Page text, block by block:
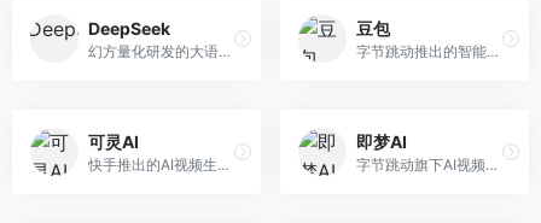
DeepSeek
幻方量化研发的大语言模型平台，专注于深度推理和代码生成能力。面向开发者、研究人员和技术爱好者，提供强大的逻辑推理和数学计算功能，开源生态完善，API接口友好。
豆包
字节跳动推出的智能对话助手平台，提供文本创作、知识问答、英语学习等多种AI服务。面向普通用户和内容创作者，支持多轮对话和文件解析，免费使用，响应速度快，中文理解能力强。
可灵AI
快手推出的AI视频生成平台，支持文生视频和图生视频，可生成长达2分钟的高质量视频内容。面向短视频创作者和营销人员，操作简便，生成效果逼真，适合商业推广和创意表达。
即梦AI
字节跳动旗下AI视频创作平台，支持多模态内容生成。面向内容创作者和营销人员，提供文生视频、图生视频、智能剪辑等功能，中文理解能力强，创作效率高。